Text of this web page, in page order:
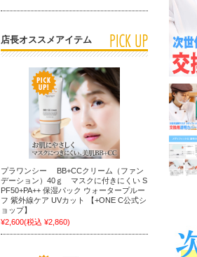
店長オススメアイテム
プラワンシー BB+CCクリーム（ファン
デーション）40ｇ マスクに付きにくい S
PF50+PA++ 保湿パック ウォータープルー
フ 紫外線ケア UVカット 【+ONE C公式シ
ョップ】
¥2,600(税込 ¥2,860)